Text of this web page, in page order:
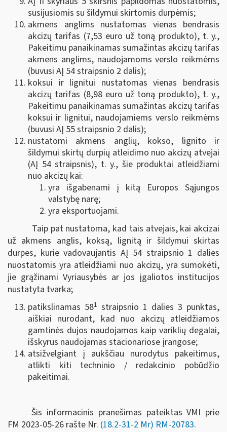
susijusiomis su šildymui skirtomis durpėmis;
akmens anglims nustatomas vienas bendrasis
akcizų tarifas (7,53 euro už toną produkto), t. y.,
Pakeitimu panaikinamas sumažintas akcizų tarifas
akmens anglims, naudojamoms verslo reikmėms
(buvusi AĮ 54 straipsnio 2 dalis);
koksui ir lignitui nustatomas vienas bendrasis
akcizų tarifas (8,98 euro už toną produkto), t. y.,
Pakeitimu panaikinamas sumažintas akcizų tarifas
koksui ir lignitui, naudojamiems verslo reikmėms
(buvusi AĮ 55 straipsnio 2 dalis);
nustatomi akmens anglių, kokso, lignito ir
šildymui skirtų durpių atleidimo nuo akcizų atvejai
(AĮ 54 straipsnis), t. y., šie produktai atleidžiami
nuo akcizų kai:
yra išgabenami į kitą Europos Sąjungos
valstybę narę;
yra eksportuojami.
Taip pat nustatoma, kad tais atvejais, kai akcizai
už akmens anglis, koksą, lignitą ir šildymui skirtas
durpes, kurie vadovaujantis AĮ 54 straipsnio 1 dalies
nuostatomis yra atleidžiami nuo akcizų, yra sumokėti,
jie grąžinami Vyriausybės ar jos įgaliotos institucijos
nustatyta tvarka;
patikslinamas 581 straipsnio 1 dalies 3 punktas,
aiškiai nurodant, kad nuo akcizų atleidžiamos
gamtinės dujos naudojamos kaip variklių degalai,
išskyrus naudojamas stacionariose įrangose;
atsižvelgiant į aukščiau nurodytus pakeitimus,
atlikti kiti techninio / redakcinio pobūdžio
pakeitimai.
Šis informacinis pranešimas pateiktas VMI prie
FM 2023-05-26 rašte Nr. (18.2-31-2 Mr) RM-20783.